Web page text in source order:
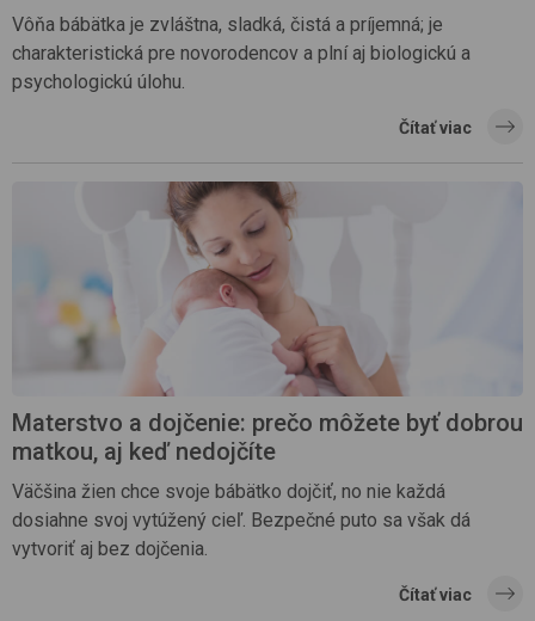
Vôňa bábätka je zvláštna, sladká, čistá a príjemná; je
charakteristická pre novorodencov a plní aj biologickú a
psychologickú úlohu.
Čítať viac
Materstvo a dojčenie: prečo môžete byť dobrou
matkou, aj keď nedojčíte
Väčšina žien chce svoje bábätko dojčiť, no nie každá
dosiahne svoj vytúžený cieľ. Bezpečné puto sa však dá
vytvoriť aj bez dojčenia.
Čítať viac